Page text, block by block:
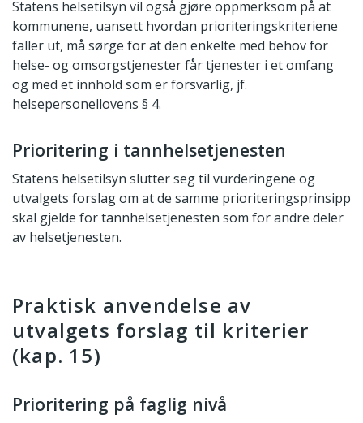
Statens helsetilsyn vil også gjøre oppmerksom på at
kommunene, uansett hvordan prioriteringskriteriene
faller ut, må sørge for at den enkelte med behov for
helse- og omsorgstjenester får tjenester i et omfang
og med et innhold som er forsvarlig, jf.
helsepersonellovens § 4.
Prioritering i tannhelsetjenesten
Statens helsetilsyn slutter seg til vurderingene og
utvalgets forslag om at de samme prioriteringsprinsipp
skal gjelde for tannhelsetjenesten som for andre deler
av helsetjenesten.
Praktisk anvendelse av
utvalgets forslag til kriterier
(kap. 15)
Prioritering på faglig nivå